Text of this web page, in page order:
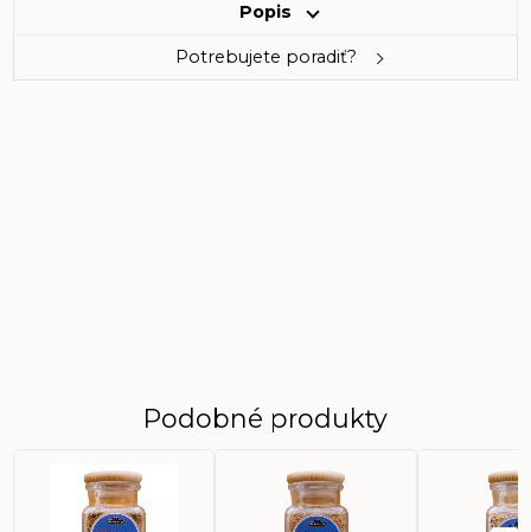
Popis
Potrebujete poradiť?
Podobné produkty